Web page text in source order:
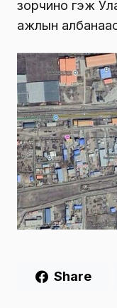
зорчино гэж
ажлын
Share